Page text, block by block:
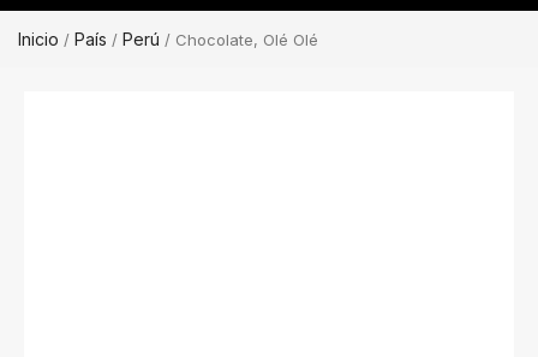
Inicio / País / Perú / Chocolate, Olé Olé